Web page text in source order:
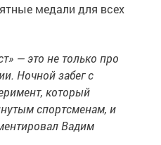
медали для всех
— это не только про
Ночной забег с
который
спортсменам, и
Вадим